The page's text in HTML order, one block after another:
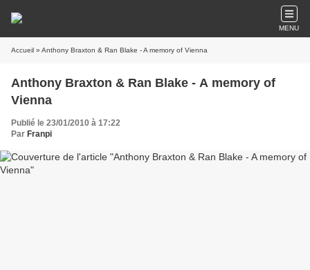
MENU
Accueil » Anthony Braxton & Ran Blake - A memory of Vienna
Anthony Braxton & Ran Blake - A memory of
Vienna
Publié le 23/01/2010 à 17:22
Par Franpi